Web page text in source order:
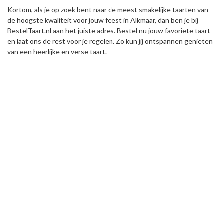
Kortom, als je op zoek bent naar de meest smakelijke taarten van
de hoogste kwaliteit voor jouw feest in Alkmaar, dan ben je bij
BestelTaart.nl aan het juiste adres. Bestel nu jouw favoriete taart
en laat ons de rest voor je regelen. Zo kun jij ontspannen genieten
van een heerlijke en verse taart.